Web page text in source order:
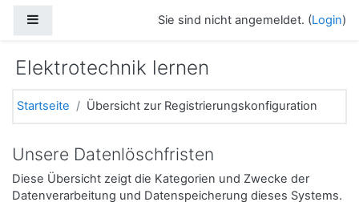
Sie sind nicht angemeldet. (Login)
Elektrotechnik lernen
Startseite Übersicht zur Registrierungskonfiguration
Unsere Datenlöschfristen
Diese Übersicht zeigt die Kategorien und Zwecke der
Datenverarbeitung und Datenspeicherung dieses Systems.